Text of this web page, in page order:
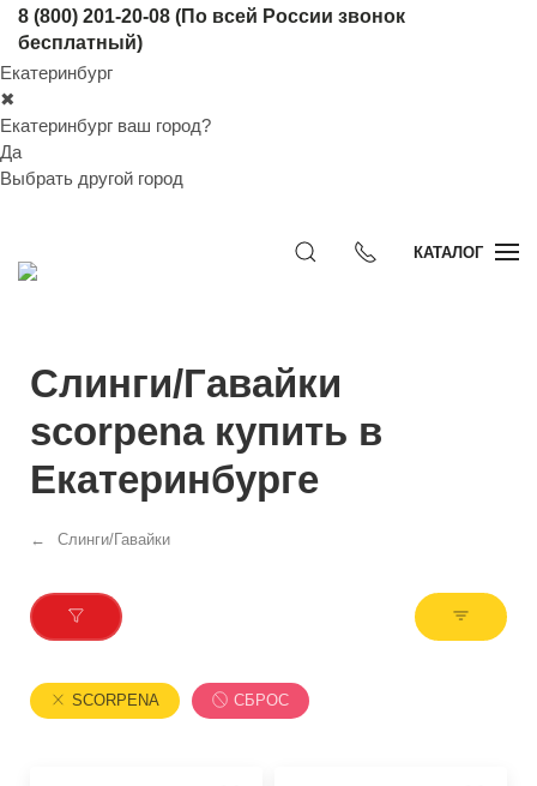
8 (800) 201-20-08 (По всей России звонок
бесплатный)
Екатеринбург
✖
Екатеринбург ваш город?
Да
Выбрать другой город
КАТАЛОГ
Слинги/Гавайки
scorpena купить в
Екатеринбурге
Слинги/Гавайки
SCORPENA СБРОС